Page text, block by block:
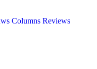
Columns Reviews